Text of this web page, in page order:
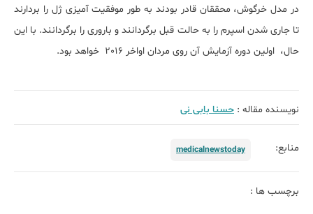
در مدل خرگوش، محققان قادر بودند به طور موفقیت آمیزی ژل را بردارند
تا جاری شدن اسپرم را به حالت قبل برگردانند و باروری را برگردانند. با این
حال، اولین دوره آزمایش آن روی مردان اواخر 2016 خواهد بود.
نویسنده مقاله : حسنا بابی نی
منابع: medicalnewstoday
برچسب ها :